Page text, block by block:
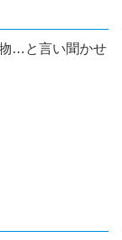
…と言い聞かせ